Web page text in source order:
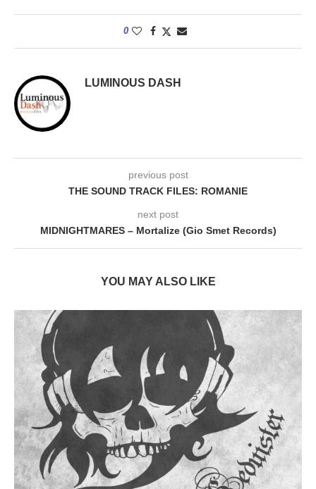
0
LUMINOUS DASH
previous post
THE SOUND TRACK FILES: ROMANIE
next post
MIDNIGHTMARES – Mortalize (Gio Smet Records)
YOU MAY ALSO LIKE